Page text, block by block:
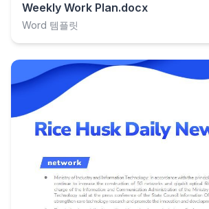
Weekly Work Plan.docx
Word 템플릿